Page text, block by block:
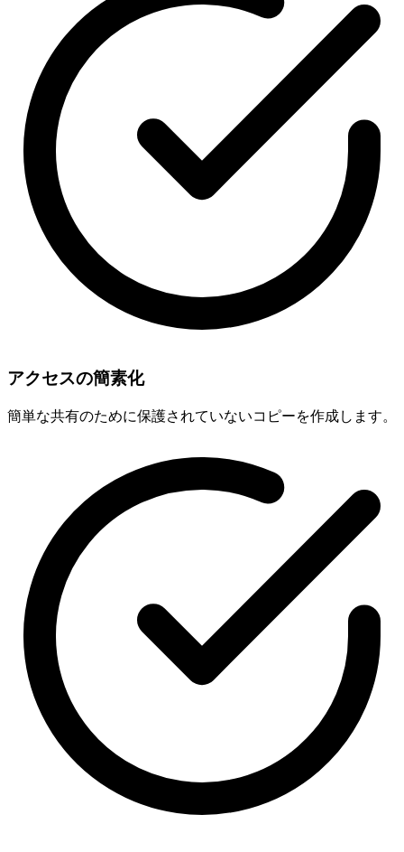
アクセスの簡素化
簡単な共有のために保護されていないコピーを作成します。